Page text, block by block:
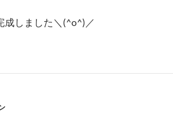
成しました＼(^o^)／